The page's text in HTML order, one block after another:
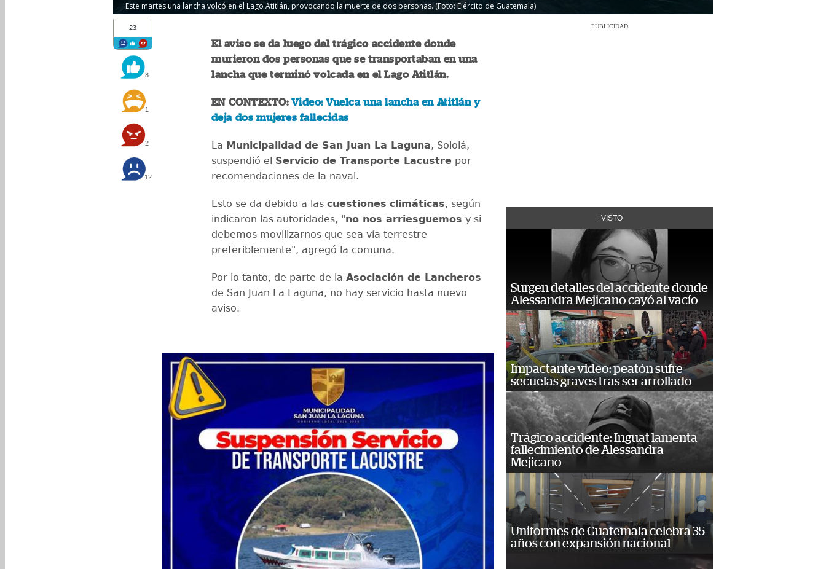
Este martes una lancha volcó en el Lago Atitlán, provocando la muerte de dos personas. (Foto: Ejército de Guatemala)
23
8
1
2
12
El aviso se da luego del trágico accidente donde
murieron dos personas que se transportaban en una
lancha que terminó volcada en el Lago Atitlán.
EN CONTEXTO: Video: Vuelca una lancha en Atitlán y
deja dos mujeres fallecidas
La Municipalidad de San Juan La Laguna, Sololá,
suspendió el Servicio de Transporte Lacustre por
recomendaciones de la naval.
Esto se da debido a las cuestiones climáticas, según
indicaron las autoridades, "no nos arriesguemos y si
debemos movilizarnos que sea vía terrestre
preferiblemente", agregó la comuna.
Por lo tanto, de parte de la Asociación de Lancheros
de San Juan La Laguna, no hay servicio hasta nuevo
aviso.
PUBLICIDAD
+VISTO
Surgen detalles del accidente donde
Alessandra Mejicano cayó al vacío
Impactante video: peatón sufre
secuelas graves tras ser arrollado
Trágico accidente: Inguat lamenta
fallecimiento de Alessandra
Mejicano
Uniformes de Guatemala celebra 35
años con expansión nacional